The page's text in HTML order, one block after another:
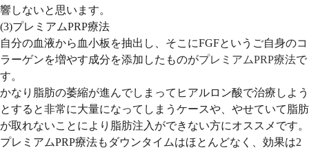
響しないと思います。
(3)プレミアムPRP療法
自分の血液から血小板を抽出し、そこにFGFというご自身のコ
ラーゲンを増やす成分を添加したものがプレミアムPRP療法で
す。
かなり脂肪の萎縮が進んでしまってヒアルロン酸で治療しよう
とすると非常に大量になってしまうケースや、やせていて脂肪
が取れないことにより脂肪注入ができない方にオススメです。
プレミアムPRP療法もダウンタイムはほとんどなく、効果は2